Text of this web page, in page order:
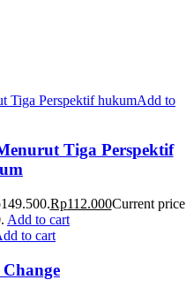
Add to
Tiga Perspektif
Rp112.000Current price
Add to cart
to cart